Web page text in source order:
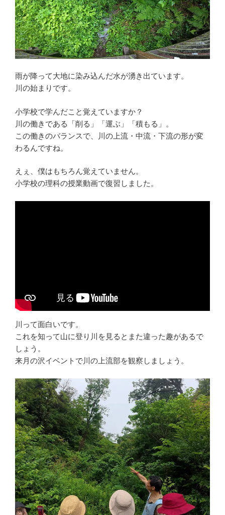
雨が降って大地に染み込んだ水が湧き出ています。
川の始まりです。
小学校で学んだこと覚えていますか？
川の働きである「削る」「運ぶ」「積もる」。
この働きのバランスで、川の上流・中流・下流の形が変
わるんですね。
えぇ、僕はもちろん覚えていません。
小学校の理科の授業動画で復習しました。
川って面白いです。
これを知って山に登り川を見るとまた違った趣があるで
しょう。
来月の沢イベントで川の上流部を観察しましょう。